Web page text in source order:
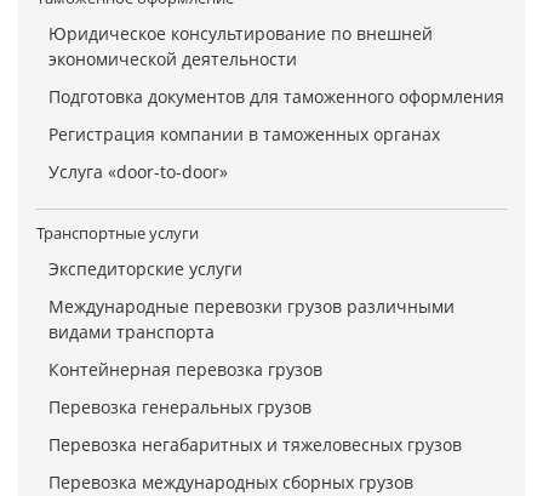
Юридическое консультирование по внешней
экономической деятельности
Подготовка документов для таможенного оформления
Регистрация компании в таможенных органах
Услуга «door-to-door»
Транспортные услуги
Экспедиторские услуги
Международные перевозки грузов различными
видами транспорта
Контейнерная перевозка грузов
Перевозка генеральных грузов
Перевозка негабаритных и тяжеловесных грузов
Перевозка международных сборных грузов